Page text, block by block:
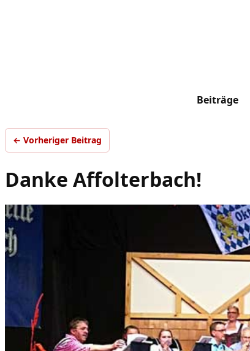
Beiträge
← Vorheriger Beitrag
Danke Affolterbach!